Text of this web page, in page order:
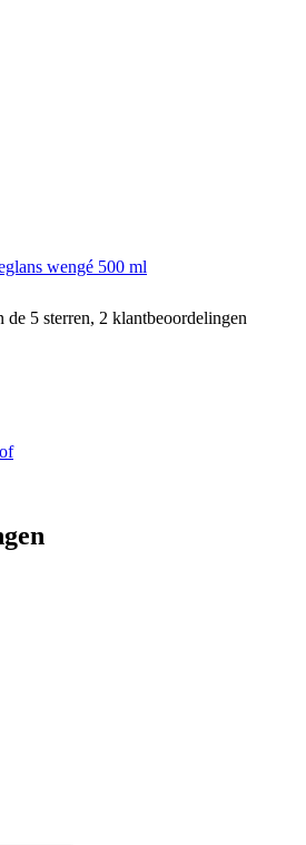
wengé 500 ml
de 5 sterren, 2 klantbeoordelingen